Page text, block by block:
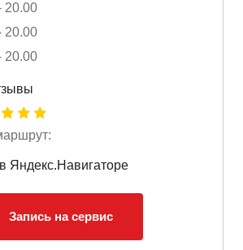
20.00
20.00
20.00
Запись на сервис